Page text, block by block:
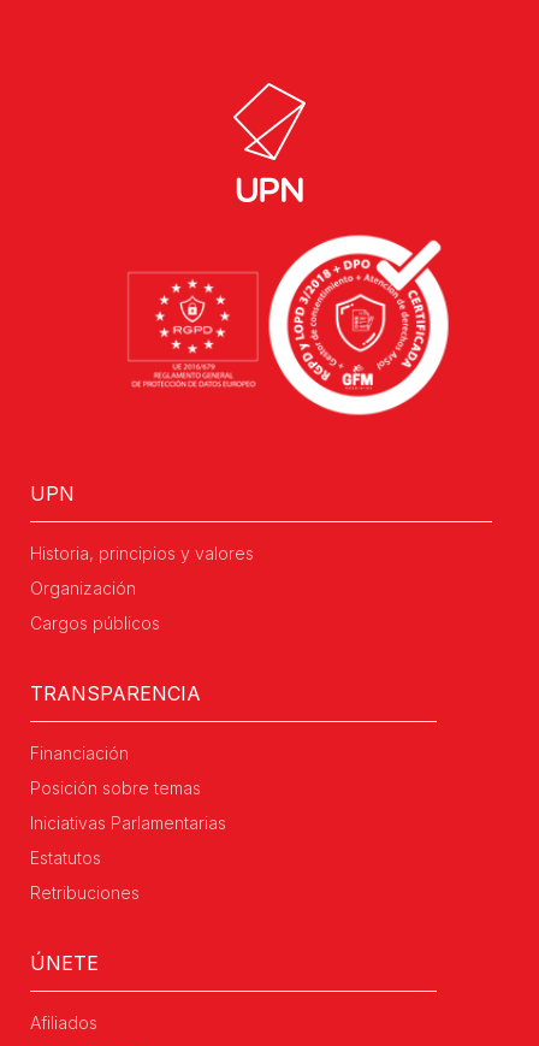
UPN
Historia, principios y valores
Organización
Cargos públicos
TRANSPARENCIA
Financiación
Posición sobre temas
Iniciativas Parlamentarias
Estatutos
Retribuciones
ÚNETE
Afiliados